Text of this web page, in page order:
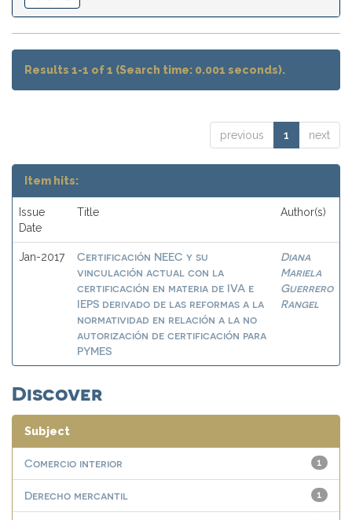
Results 1-1 of 1 (Search time: 0.001 seconds).
previous 1 next
Item hits:
Issue
Date
Title Author(s)
Jan-2017
Certificación NEEC y su
vinculación actual con la
certificación en materia de IVA e
IEPS derivado de las reformas a la
normatividad en relación a la no
autorización de certificación para
PYMES
Diana
Mariela
Guerrero
Rangel
Discover
Subject
1
Comercio interior
1
Derecho mercantil